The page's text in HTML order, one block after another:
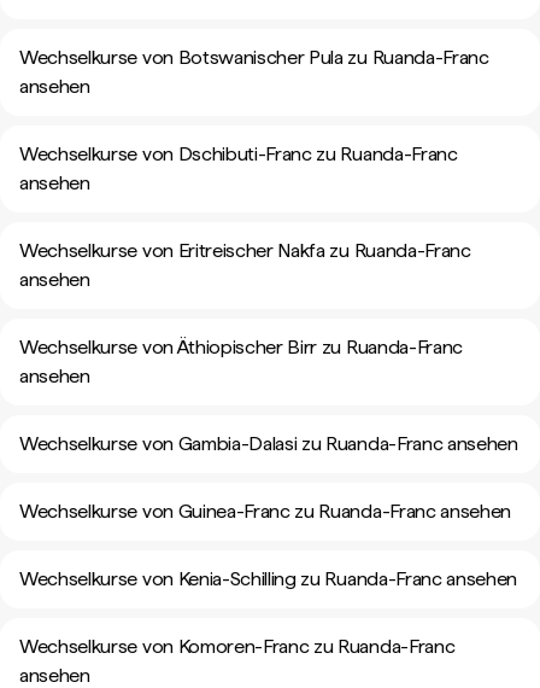
Wechselkurse von Botswanischer Pula zu Ruanda-Franc
ansehen
Wechselkurse von Dschibuti-Franc zu Ruanda-Franc
ansehen
Wechselkurse von Eritreischer Nakfa zu Ruanda-Franc
ansehen
Wechselkurse von Äthiopischer Birr zu Ruanda-Franc
ansehen
Wechselkurse von Gambia-Dalasi zu Ruanda-Franc ansehen
Wechselkurse von Guinea-Franc zu Ruanda-Franc ansehen
Wechselkurse von Kenia-Schilling zu Ruanda-Franc ansehen
Wechselkurse von Komoren-Franc zu Ruanda-Franc
ansehen